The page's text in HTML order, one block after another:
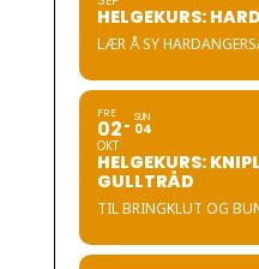
HELGEKURS:
LÆR Å SY
FRE
02
OKT
SUN
04
HELGEKURS:
GULLTRÅD
TIL BRINGKLUT OG